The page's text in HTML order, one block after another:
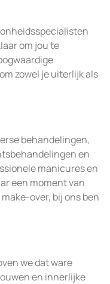
om jou te
zowel je uiterlijk als
behandelingen,
en
manicures en
een moment van
over, bij ons ben
we dat ware
en innerlijke